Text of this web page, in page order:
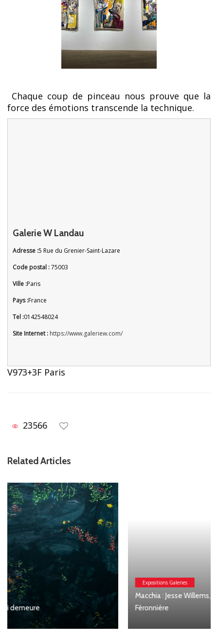
Chaque coup de pinceau nous prouve que la
force des émotions transcende la technique.
Galerie W Landau
Adresse :5 Rue du Grenier-Saint-Lazare
Code postal :75003
Ville :Paris
Pays :France
Tel :0142548024
Site Internet : https://www.galeriew.com/
V973+3F Paris
23566
Related Articles
Expositions Galeries
Macchia : Jesse Willems, Galerie Clémentine de la
Féronnière